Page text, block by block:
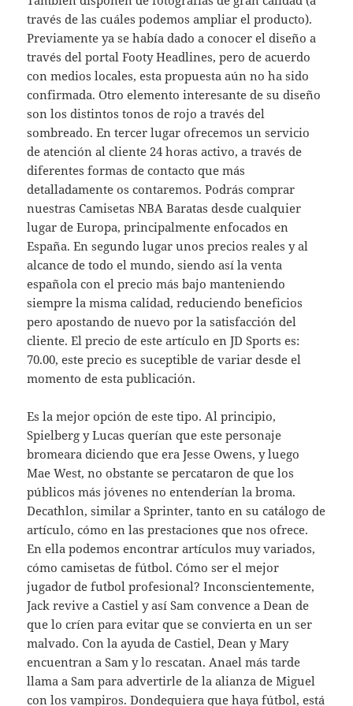
través de las cuáles podemos ampliar el producto).
Previamente ya se había dado a conocer el diseño a
través del portal Footy Headlines, pero de acuerdo
con medios locales, esta propuesta aún no ha sido
confirmada. Otro elemento interesante de su diseño
son los distintos tonos de rojo a través del
sombreado. En tercer lugar ofrecemos un servicio
de atención al cliente 24 horas activo, a través de
diferentes formas de contacto que más
detalladamente os contaremos. Podrás comprar
nuestras Camisetas NBA Baratas desde cualquier
lugar de Europa, principalmente enfocados en
España. En segundo lugar unos precios reales y al
alcance de todo el mundo, siendo así la venta
española con el precio más bajo manteniendo
siempre la misma calidad, reduciendo beneficios
pero apostando de nuevo por la satisfacción del
cliente. El precio de este artículo en JD Sports es:
70.00, este precio es suceptible de variar desde el
momento de esta publicación.
Es la mejor opción de este tipo. Al principio,
Spielberg y Lucas querían que este personaje
bromeara diciendo que era Jesse Owens, y luego
Mae West, no obstante se percataron de que los
públicos más jóvenes no entenderían la broma.
Decathlon, similar a Sprinter, tanto en su catálogo de
artículo, cómo en las prestaciones que nos ofrece.
En ella podemos encontrar artículos muy variados,
cómo camisetas de fútbol. Cómo ser el mejor
jugador de futbol profesional? Inconscientemente,
Jack revive a Castiel y así Sam convence a Dean de
que lo críen para evitar que se convierta en un ser
malvado. Con la ayuda de Castiel, Dean y Mary
encuentran a Sam y lo rescatan. Anael más tarde
llama a Sam para advertirle de la alianza de Miguel
con los vampiros. Dondequiera que haya fútbol, está